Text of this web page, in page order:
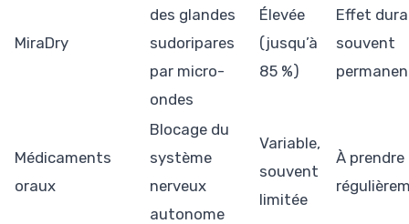
MiraDry
des glandes
sudoripares
par micro-
ondes
Élevée
(jusqu’à
85 %)
Effet
souvent
Médicaments
oraux
Blocage du
système
nerveux
autonome
Variable,
souvent
limitée
À prendre